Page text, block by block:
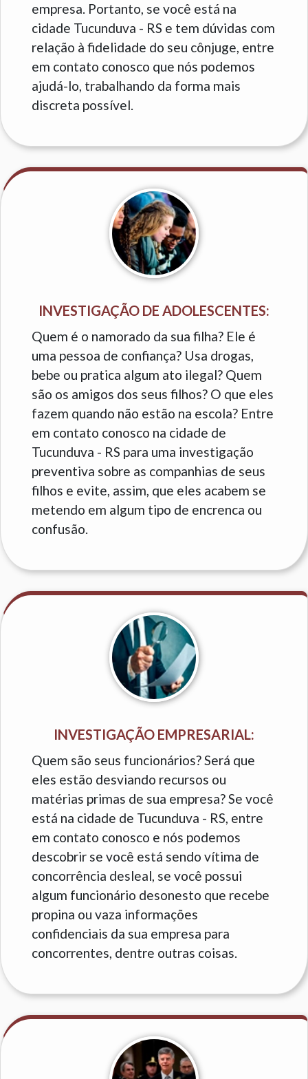
empresa. Portanto, se você está na
cidade Tucunduva - RS e tem dúvidas com
relação à fidelidade do seu cônjuge, entre
em contato conosco que nós podemos
ajudá-lo, trabalhando da forma mais
discreta possível.
INVESTIGAÇÃO DE ADOLESCENTES:
Quem é o namorado da sua filha? Ele é
uma pessoa de confiança? Usa drogas,
bebe ou pratica algum ato ilegal? Quem
são os amigos dos seus filhos? O que eles
fazem quando não estão na escola? Entre
em contato conosco na cidade de
Tucunduva - RS para uma investigação
preventiva sobre as companhias de seus
filhos e evite, assim, que eles acabem se
metendo em algum tipo de encrenca ou
confusão.
INVESTIGAÇÃO EMPRESARIAL:
Quem são seus funcionários? Será que
eles estão desviando recursos ou
matérias primas de sua empresa? Se você
está na cidade de Tucunduva - RS, entre
em contato conosco e nós podemos
descobrir se você está sendo vítima de
concorrência desleal, se você possui
algum funcionário desonesto que recebe
propina ou vaza informações
confidenciais da sua empresa para
concorrentes, dentre outras coisas.